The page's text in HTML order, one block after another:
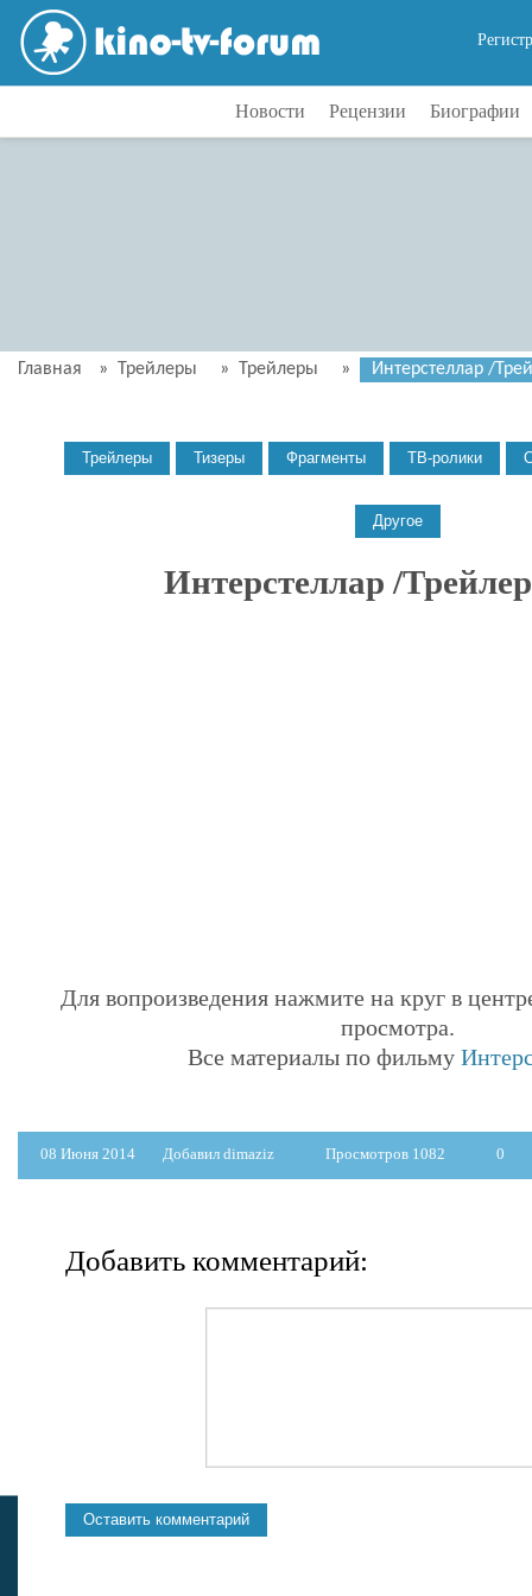
Новости Рецензии Биографии
Главная » Трейлеры » Трейлеры » Интерстеллар /
Интерстеллар /
Для вопроизведения нажмите на круг в
просмотра.
Все материалы по фильму
08 Июня 2014 Добавил dimaziz Просмотров 1082 0
Добавить комментарий: